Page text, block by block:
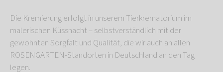
Die Kremierung erfolgt in unserem Tierkrematorium im
malerischen Küssnacht – selbstverständlich mit der
gewohnten Sorgfalt und Qualität, die wir auch an allen
ROSENGARTEN-Standorten in Deutschland an den Tag
legen.